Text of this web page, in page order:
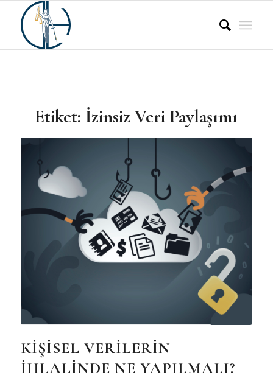
Etiket: İzinsiz Veri Paylaşımı
KİŞİSEL VERİLERİN
İHLALİNDE NE YAPILMALI?